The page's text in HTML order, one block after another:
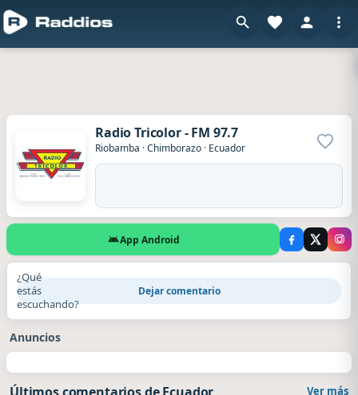
Radio Tricolor - FM 97.7
Riobamba ·Chimborazo · Ecuador
App Android
¿Qué
estás
escuchando?
Dejar comentario
Anuncios
Ver más